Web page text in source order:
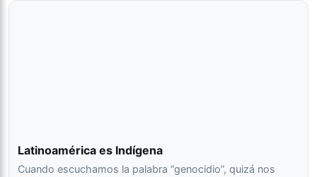
Latinoamérica es Indígena
Cuando escuchamos la palabra “genocidio”, quizá nos